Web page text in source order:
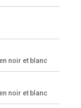
noir et blanc
noir et blanc